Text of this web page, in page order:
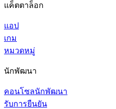
แค็ตตาล็อก
แอป
เกม
หมวดหมู่
นักพัฒนา
คอนโซลนักพัฒนา
รับการยืนยัน